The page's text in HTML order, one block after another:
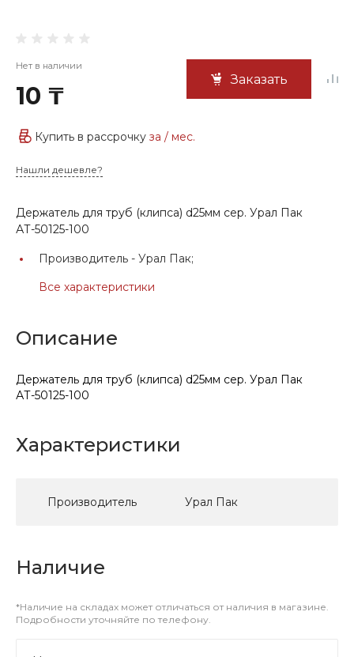
Нет в наличии
10 ₸
Заказать
Купить в рассрочку за / мес.
Нашли дешевле?
Держатель для труб (клипса) d25мм сер. Урал Пак
АТ-50125-100
Производитель - Урал Пак;
Все характеристики
Описание
Держатель для труб (клипса) d25мм сер. Урал Пак
АТ-50125-100
Характеристики
Производитель Урал Пак
Наличие
*Наличие на складах может отличаться от наличия в магазине.
Подробности уточняйте по телефону.